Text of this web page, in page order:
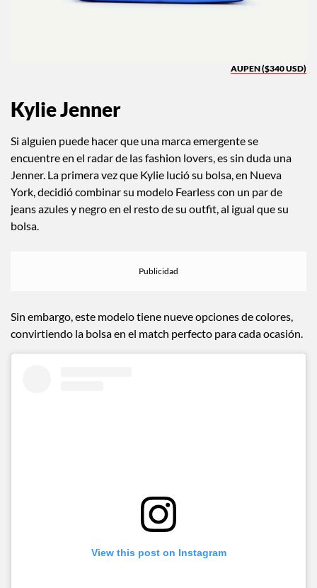
AUPEN ($340 USD)
Kylie Jenner
Si alguien puede hacer que una marca emergente se
encuentre en el radar de las fashion lovers, es sin duda una
Jenner. La primera vez que Kylie lució su bolsa, en Nueva
York, decidió combinar su modelo Fearless con un par de
jeans azules y negro en el resto de su outfit, al igual que su
bolsa.
Sin embargo, este modelo tiene nueve opciones de colores,
convirtiendo la bolsa en el match perfecto para cada ocasión.
View this post on Instagram